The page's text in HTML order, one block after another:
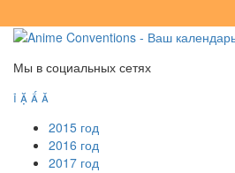
Мы в социальных сетях
   
2015 год
2016 год
2017 год